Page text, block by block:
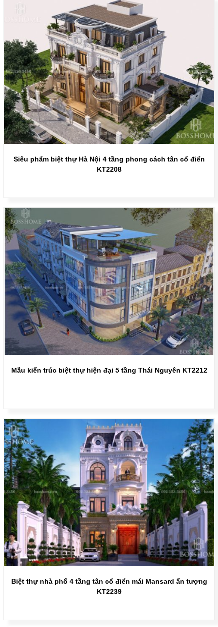
Siêu phẩm biệt thự Hà Nội 4 tầng phong cách tân cổ điển
KT2208
Mẫu kiến trúc biệt thự hiện đại 5 tầng Thái Nguyên KT2212
Biệt thự nhà phố 4 tầng tân cổ điển mái Mansard ấn tượng
KT2239